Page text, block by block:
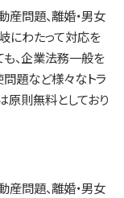
産問題、離婚・男女
にわたって対応を
も、企業法務一般を
問題など様々なトラ
原則無料としており
産問題、離婚・男女